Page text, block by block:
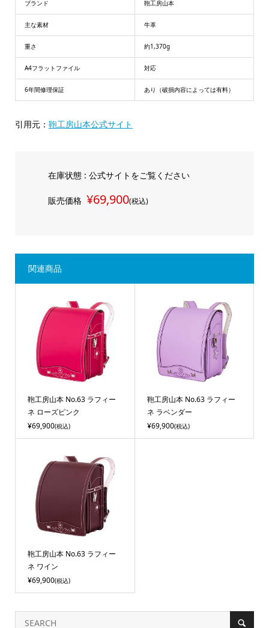
ブランド 鞄工房山本
主な素材 牛革
重さ 約1,370g
A4フラットファイル 対応
6年間修理保証 あり（破損内容によっては有料）
引用元： 鞄工房山本公式サイト
在庫状態 : 公式サイトをご覧ください
販売価格 ¥69,900(税込)
関連商品
鞄工房山本 No.63 ラフィー
ネ ローズピンク
¥69,900(税込)
鞄工房山本 No.63 ラフィー
ネ ラベンダー
¥69,900(税込)
鞄工房山本 No.63 ラフィー
ネ ワイン
¥69,900(税込)